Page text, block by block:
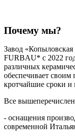
Почему мы?
Завод
FURBAU* с 2022
различных
обеспечивает своим
кротчайшие сроки и
Все
- оснащения
современной